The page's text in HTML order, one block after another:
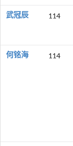
武冠辰 114
何铭海 114